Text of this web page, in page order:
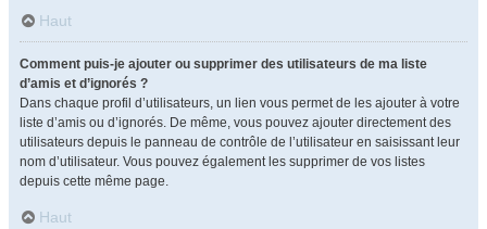
Haut
Comment puis-je ajouter ou supprimer des utilisateurs de ma liste
d’amis et d’ignorés ?
Dans chaque profil d’utilisateurs, un lien vous permet de les ajouter à votre
liste d’amis ou d’ignorés. De même, vous pouvez ajouter directement des
utilisateurs depuis le panneau de contrôle de l’utilisateur en saisissant leur
nom d’utilisateur. Vous pouvez également les supprimer de vos listes
depuis cette même page.
Haut